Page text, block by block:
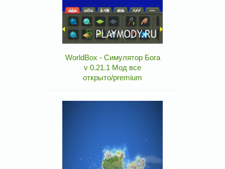
WorldBox - Симулятор Бога
v 0.21.1 Мод все
открыто/premium